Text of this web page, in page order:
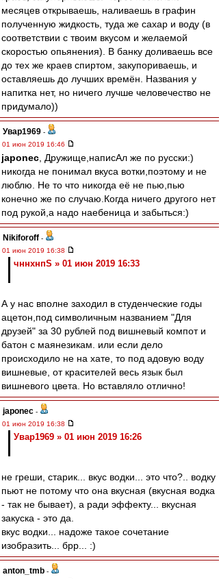
месяцев открываешь, наливаешь в графин
полученную жидкость, туда же сахар и воду (в
соответствии с твоим вкусом и желаемой
скоростью опьянения). В банку доливаешь все
до тех же краев спиртом, закупориваешь, и
оставляешь до лучших времён. Названия у
напитка нет, но ничего лучше человечество не
придумало))
Увар1969 -
01 июн 2019 16:46
japonec , Дружище,написАл же по русски:)
никогда не понимал вкуса вотки,поэтому и не
люблю. Не то что никогда её не пью,пью
конечно же по случаю.Когда ничего другого нет
под рукой,а надо наебеница и забыться:)
Nikiforoff -
01 июн 2019 16:38
чннхнпS » 01 июн 2019 16:33
А у нас вполне заходил в студенческие годы
ацетон,под символичным названием "Для
друзей" за 30 рублей под вишневый компот и
батон с маянезикам. или если дело
происходило не на хате, то под адовую воду
вишневые, от красителей весь язык был
вишневого цвета. Но вставляло отлично!
japonec -
01 июн 2019 16:38
Увар1969 » 01 июн 2019 16:26
не греши, старик... вкус водки... это что?.. водку
пьют не потому что она вкусная (вкусная водка
- так не бывает), а ради эффекту... вкусная
закуска - это да.
вкус водки... надоже такое сочетание
изобразить... брр... :)
anton_tmb -